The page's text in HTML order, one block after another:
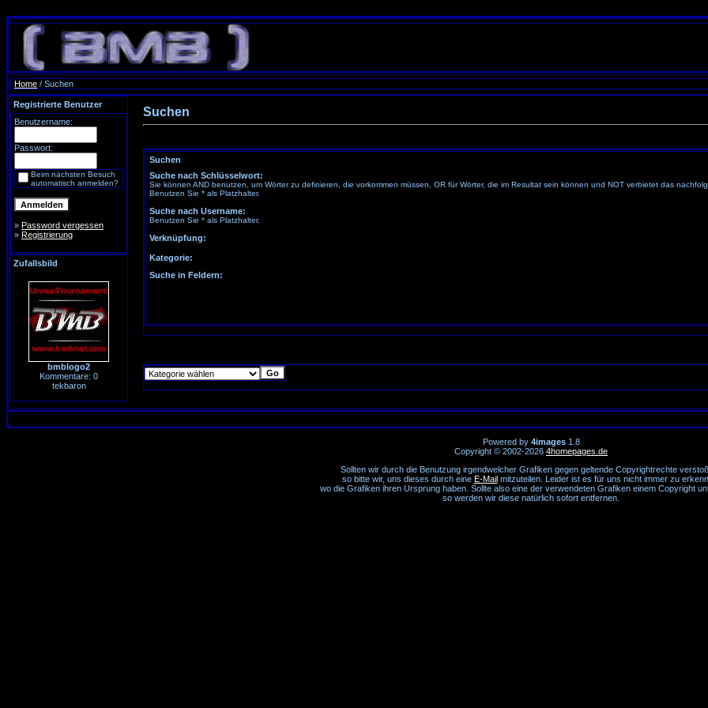
Home / Suchen
Registrierte Benutzer
Benutzername:
Passwort:
Beim nächsten Besuch
automatisch anmelden?
» Password vergessen
» Registrierung
Zufallsbild
bmblogo2
Kommentare: 0
tekbaron
Suchen
Suchen
Suche nach Schlüsselwort:
Sie können AND benutzen, um Wörter zu definieren, die vorkommen müssen, OR für Wörter, die im Resultat sein können und NOT verbietet das
Benutzen Sie * als Platzhalter.
Suche nach Username:
Benutzen Sie * als Platzhalter.
Verknüpfung:
Kategorie:
Suche in Feldern:
Powered by 4images1.8
Copyright © 2002-2026 4homepages.de
Sollten wir durch die Benutzung irgendwelcher Grafiken gegen geltende Copyrightrechte
so bitte wir, uns dieses durch eine E-Mailmitzuteilen. Leider ist es für uns nicht immer zu
wo die Grafiken ihren Ursprung haben. Sollte also eine der verwendeten Grafiken einem Copyright
so werden wir diese natürlich sofort entfernen.